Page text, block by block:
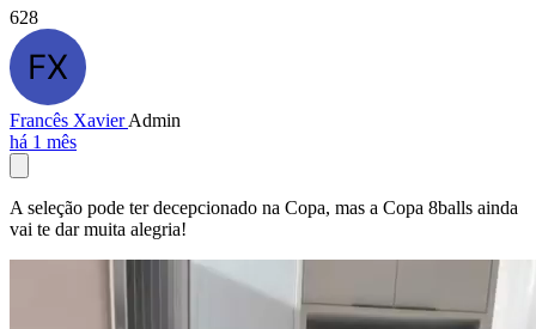
628
Francês XavierAdmin
há 1 mês
A seleção pode ter decepcionado na Copa, mas a Copa 8balls ainda
vai te dar muita alegria!